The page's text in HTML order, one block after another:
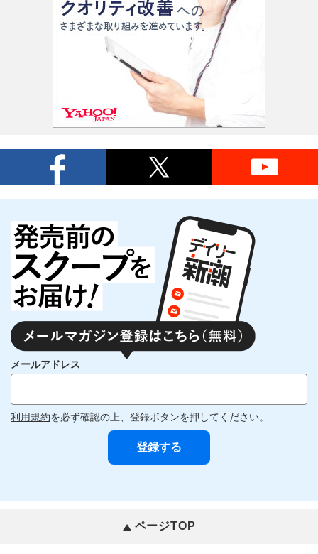
メールアドレス
利用規約を必ず確認の上、登録ボタンを押してください。
ページTOP